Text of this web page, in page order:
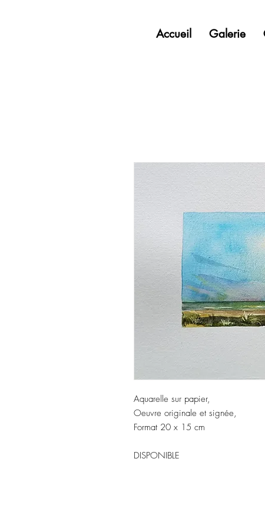
Accueil Galerie
Aquarelle sur papier,
Oeuvre originale et signée,
Format 20 x 15 cm
DISPONIBLE